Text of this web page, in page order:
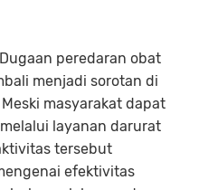
peredaran obat
menjadi sorotan di
masyarakat dapat
layanan darurat
tersebut
efektivitas